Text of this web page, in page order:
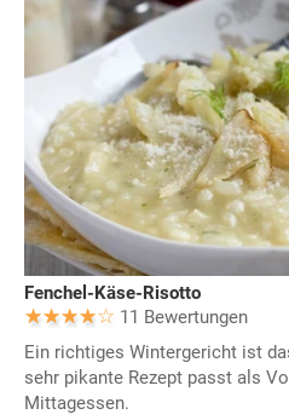
Fenchel-Käse-Risotto
11 Bewertungen
Ein richtiges Wintergericht ist
sehr pikante Rezept passt als
Mittagessen.